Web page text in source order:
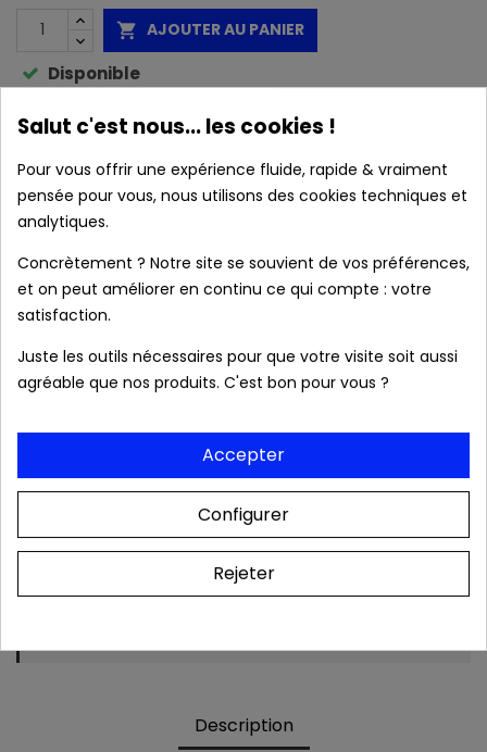
 AJOUTER AU PANIER
Disponible
local_shippingLivraison prévue à partir du 11/08/2026 en
Produits authentiques au meilleur prix
Livraison rapide 24/48h
Frais de port OFFERTS dès 39 € (France
Colis & relevé bancaire neutres. Aucune mention
Description
Salut c'est nous... les cookies !
Pour vous offrir une expérience fluide, rapide & vraiment
pensée pour vous, nous utilisons des cookies techniques et
analytiques.
Concrètement ? Notre site se souvient de vos préférences,
et on peut améliorer en continu ce qui compte : votre
satisfaction.
Juste les outils nécessaires pour que votre visite soit aussi
agréable que nos produits. C'est bon pour vous ?
Accepter
Configurer
Rejeter